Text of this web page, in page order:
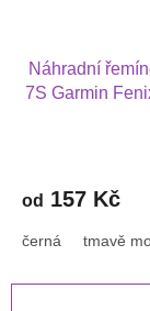
Náhradní
7S Garmin
od 157 Kč
černá tmavě